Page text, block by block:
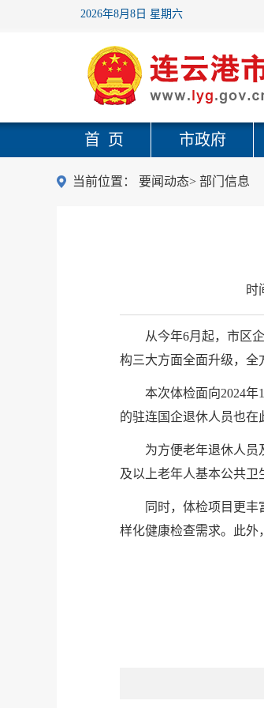
2026年8月8日 星期六
首 页 市政府
当前位置： 要闻动态> 部门信息
时
从今年6月起，市区
构三大方面全面升级，全
本次体检面向2024
的驻连国企退休人员也在
为方便老年退休人员
及以上老年人基本公共卫
同时，体检项目更
样化健康检查需求。此外